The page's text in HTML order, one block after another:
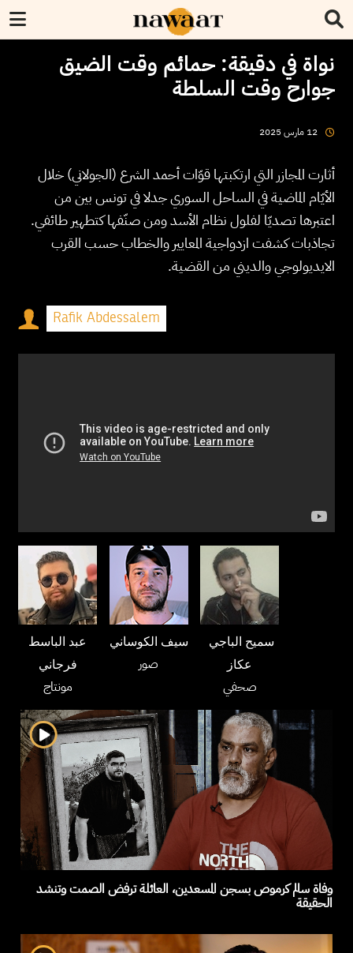
نواة في دقيقة: حمائم وقت الضيق
جوارح وقت السلطة
12 مارس2025
أثارت المجازر التي ارتكبتها قوّات أحمد الشرع (الجولاني) خلال
الأيّام الماضية في الساحل السوري جدلا في تونس بين من
اعتبرها تصديّا لفلول نظام الأسد ومن صنّفها كتطهير طائفي.
تجاذبات كشفت ازدواجية المعايير والخطاب حسب القرب
الايديولوجي والديني من القضية.
Rafik Abdessalem
عبد الباسط
فرجاني
مونتاج
سيف الكوساني
صور
عكاز
صحفي
وفاة سالم كرموص بسجن المسعدين، العائلة ترفض الصمت وتنشد
الحقيقة